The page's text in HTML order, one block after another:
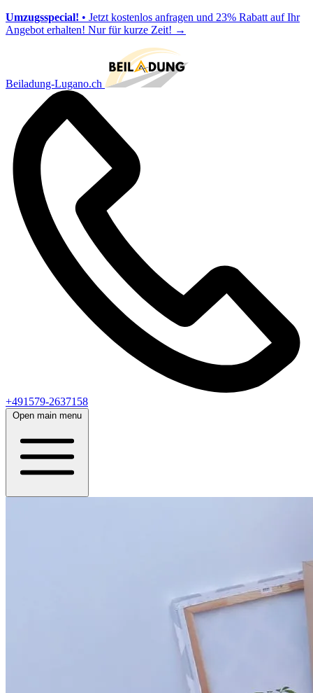
Umzugsspecial! • Jetzt kostenlos anfragen und 23% Rabatt auf Ihr
Angebot erhalten! Nur für kurze Zeit! →
Beiladung-Lugano.ch
+491579-2637158
Open main menu